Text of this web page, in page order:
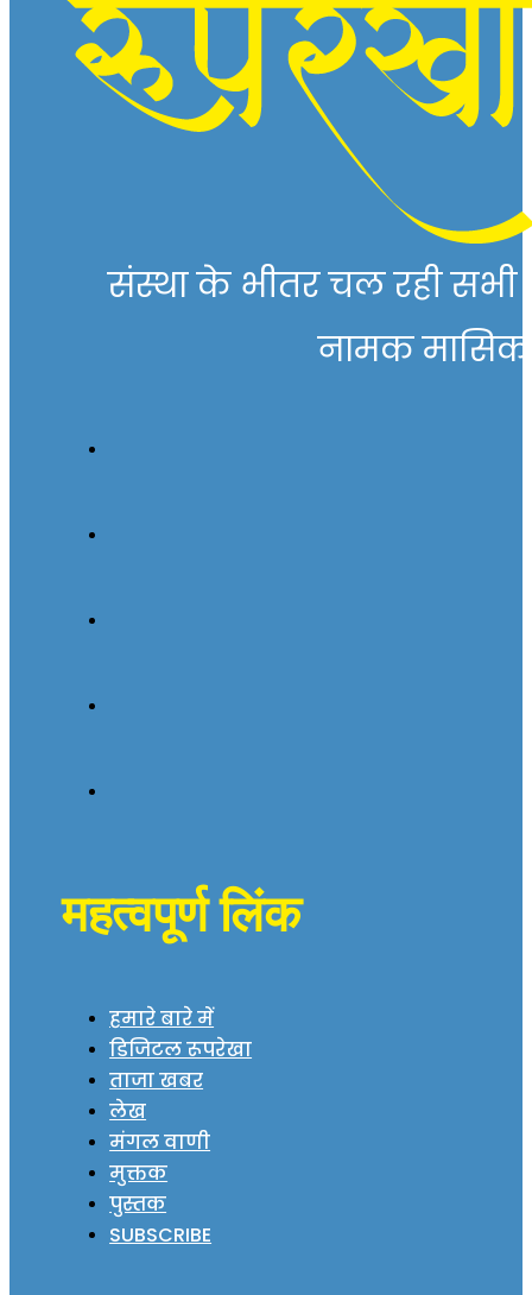
संस्था के भीतर चल रही सभी
नामक मासिक
महत्वपूर्ण लिंक
हमारे बारे में
डिजिटल रूपरेखा
ताजा खबर
लेख
मंगल वाणी
मुक्तक
पुस्तक
SUBSCRIBE